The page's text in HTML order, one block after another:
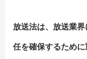
放送法は、放送業
任を確保するために